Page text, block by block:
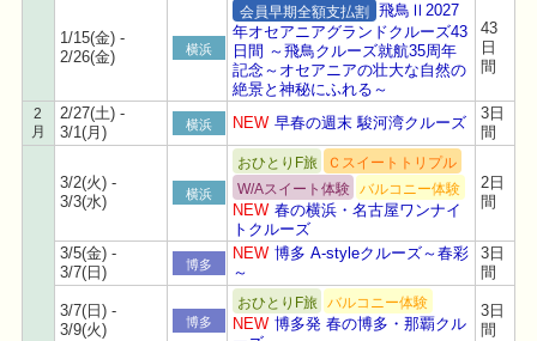
1/15(金) -
2/26(金)
横浜
会員早期全額支払割
飛鳥Ⅱ2027
年オセアニアグランドクルーズ43
日間 ～飛鳥クルーズ就航35周年
記念～オセアニアの壮大な自然の
絶景と神秘にふれる～
43
日
間
2
月
2/27(土) -
3/1(月)
横浜 NEW 早春の週末 駿河湾クルーズ
3日
間
3/2(火) -
3/3(水)
横浜
おひとりF旅
Ｃスイートトリプル
W/Aスイート体験
バルコニー体験
NEW 春の横浜・名古屋ワンナイ
トクルーズ
2日
間
3/5(金) -
3/7(日)
博多
NEW 博多 A-styleクルーズ～春彩
～
3日
間
3/7(日) -
3/9(火)
博多
おひとりF旅 バルコニー体験
NEW 博多発 春の博多・那覇クル
3日
間